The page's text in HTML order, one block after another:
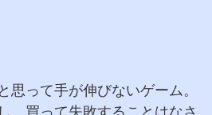
思って手が伸びないゲーム。